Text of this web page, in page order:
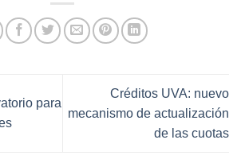
para
Créditos UVA: nuevo
mecanismo de actualización
de las cuotas